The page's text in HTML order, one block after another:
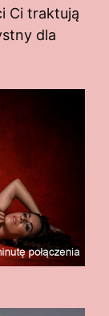
Ci traktują
dla